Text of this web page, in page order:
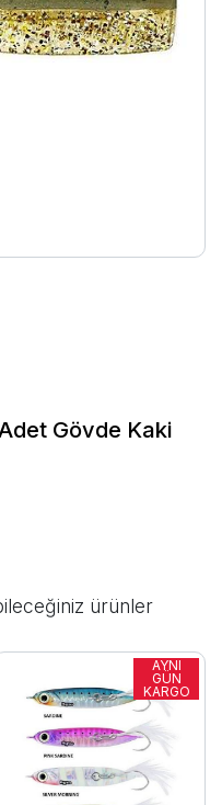
Gövde Kaki
ürünler